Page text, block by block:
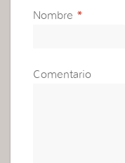
Nombre *
Comentario